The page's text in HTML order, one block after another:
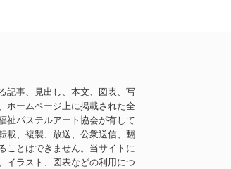
記事、見出し、本文、図表、写
ホームページ上に掲載された全
祉パステルアート協会が有して
載、複製、放送、公衆送信、翻
ことはできません。当サイトに
イラスト、図表などの利用につ